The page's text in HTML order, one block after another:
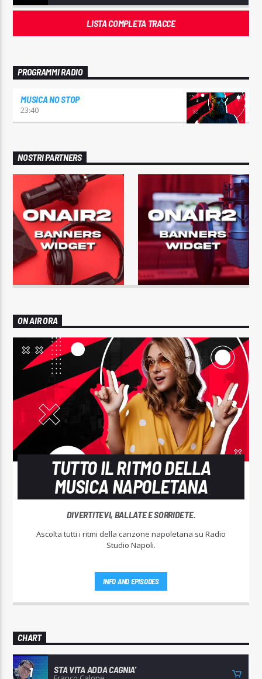
LISTA COMPLETA TRACCE
PROGRAMMI RADIO
MUSICA NO STOP
23:40
NOSTRI PARTNERS
ON AIR ORA
TUTTO IL RITMO DELLA
MUSICA NAPOLETANA
DIVERTITEVI, BALLATE E SORRIDETE.
Ascolta tutti i ritmi della canzone napoletana su Radio
Studio Napoli.
INFO AND EPISODES
CHART
1 STA VITA ADDA CAGNIA'